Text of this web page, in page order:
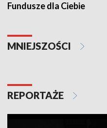
Fundusze dla Ciebie
MNIEJSZOŚCI
REPORTAŻE